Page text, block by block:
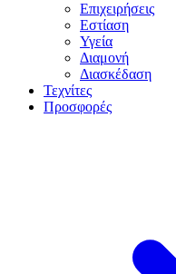
Επιχειρήσεις
Εστίαση
Υγεία
Διαμονή
Διασκέδαση
Τεχνίτες
Προσφορές